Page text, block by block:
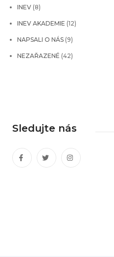
INEV (8)
INEV AKADEMIE (12)
NAPSALI O NÁS (9)
NEZAŘAZENÉ (42)
Sledujte nás